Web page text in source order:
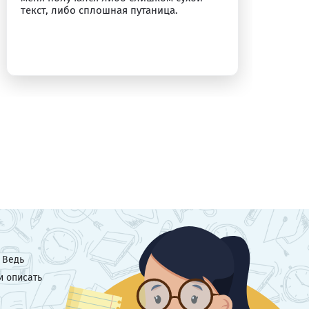
текст, либо сплошная путаница.
Ведь
описать